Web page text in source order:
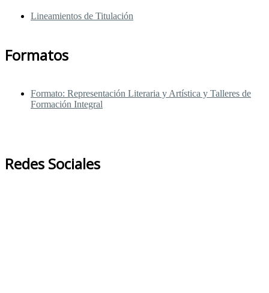
Lineamientos de Titulación
Formatos
Formato: Representación Literaria y Artística y Talleres de
Formación Integral
Redes Sociales